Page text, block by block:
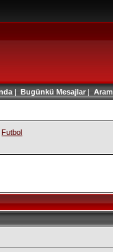
| Bugünkü Mesajlar|
Futbol